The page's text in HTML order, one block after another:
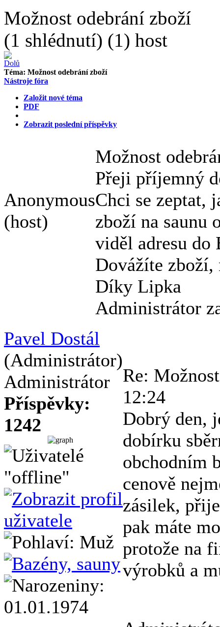
Možnost odebrání zboží
(1 shlédnutí) (1) host
Téma: Možnost odebrání zboží
Nástroje fóra
Založit nové téma
PDF
Zobrazit poslední příspěvky
Anonymous
(host)
Možnost
Přeji příjemný
Chci se zeptat,
zboží na saunu
viděl adresu do
Dovážíte zboží,
Díky Lipka
Administrátor
Pavel Dostál
(Administrátor)
Administrátor
Příspěvky:
1242
Re:
12:24
Dobrý den,
dobírku
obchodním
cenově
zásilek,
pak máte
protože na
výrobků a